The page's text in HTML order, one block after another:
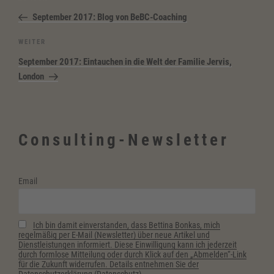
Beitrag
September 2017: Blog von BeBC-Coaching
Nächster
Beitrag
WEITER
September 2017: Eintauchen in die Welt der Familie Jervis,
London
Consulting-Newsletter
Email
Ich bin damit einverstanden, dass Bettina Bonkas, mich
regelmäßig per E-Mail (Newsletter) über neue Artikel und
Dienstleistungen informiert. Diese Einwilligung kann ich jederzeit
durch formlose Mitteilung oder durch Klick auf den „Abmelden“-Link
für die Zukunft widerrufen. Details entnehmen Sie der